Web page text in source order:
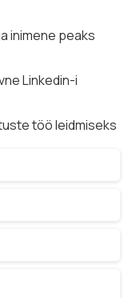
inimene peaks
Linkedin-i
töö leidmiseks